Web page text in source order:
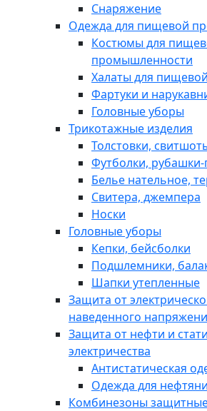
Снаряжение
Одежда для пищевой
Костюмы для
промышленности
Халаты для
Фартуки и
Головные уборы
Трикотажные изделия
Толстовки,
Футболки,
Белье нательное,
Свитера, джемпера
Носки
Головные уборы
Кепки, бейсболки
Подшлемники,
Шапки утепленные
Защита от
наведенного
Защита от нефти и
электричества
Антистатическая
Одежда для
Комбинезоны